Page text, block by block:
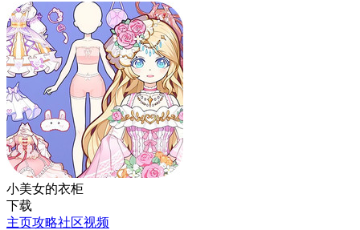
小美女的衣柜
下载
主页攻略社区视频